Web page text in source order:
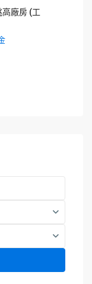
廠房 (工